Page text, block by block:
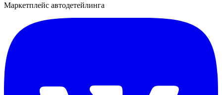
Маркетплейс автодетейлинга